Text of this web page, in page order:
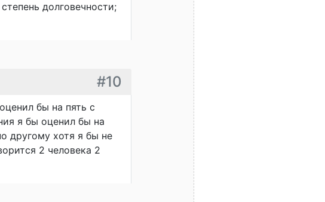
долговечности;
#10
бы на пять с
я бы оценил бы на
другому хотя я бы не
2 человека 2